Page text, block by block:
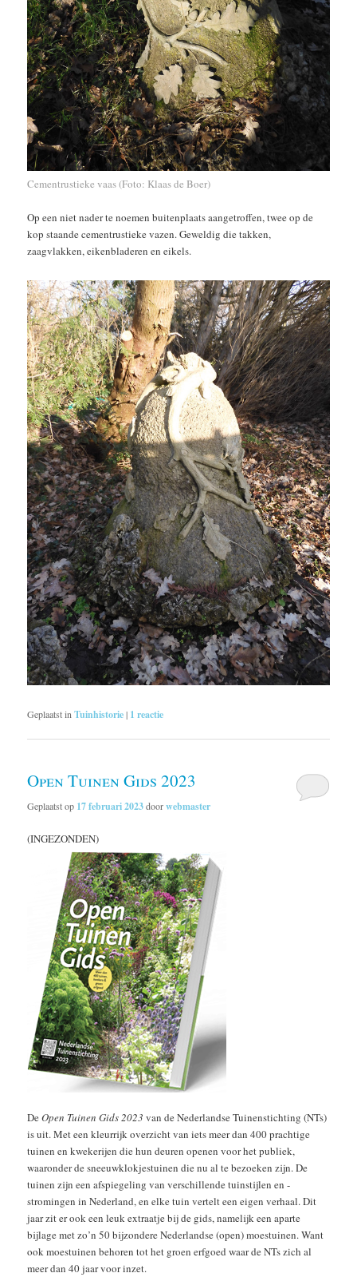
Cementrustieke vaas (Foto: Klaas de Boer)
Op een niet nader te noemen buitenplaats aangetroffen, twee op de
kop staande cementrustieke vazen. Geweldig die takken,
zaagvlakken, eikenbladeren en eikels.
Geplaatst in Tuinhistorie| 1 reactie
Open Tuinen Gids 2023
Geplaatst op 17 februari 2023doorwebmaster
(INGEZONDEN)
DeOpen Tuinen Gids 2023 van de Nederlandse Tuinenstichting (NTs)
is uit. Met een kleurrijk overzicht van iets meer dan 400 prachtige
tuinen en kwekerijen die hun deuren openen voor het publiek,
waaronder de sneeuwklokjestuinen die nu al te bezoeken zijn. De
tuinen zijn een afspiegeling van verschillende tuinstijlen en -
stromingen in Nederland, en elke tuin vertelt een eigen verhaal. Dit
jaar zit er ook een leuk extraatje bij de gids, namelijk een aparte
bijlage met zo’n 50 bijzondere Nederlandse (open) moestuinen. Want
ook moestuinen behoren tot het groen erfgoed waar de NTs zich al
meer dan 40 jaar voor inzet.